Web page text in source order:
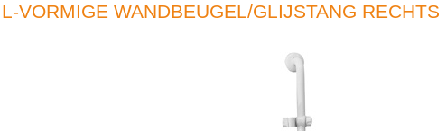
L-VORMIGE WANDBEUGEL/GLIJSTANG RECHTS